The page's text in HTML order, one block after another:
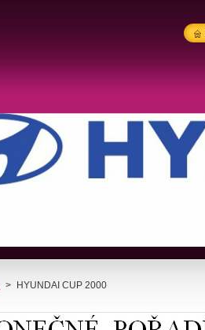
> HYUNDAI CUP 2000